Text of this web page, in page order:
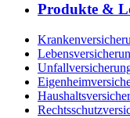
Produkte &